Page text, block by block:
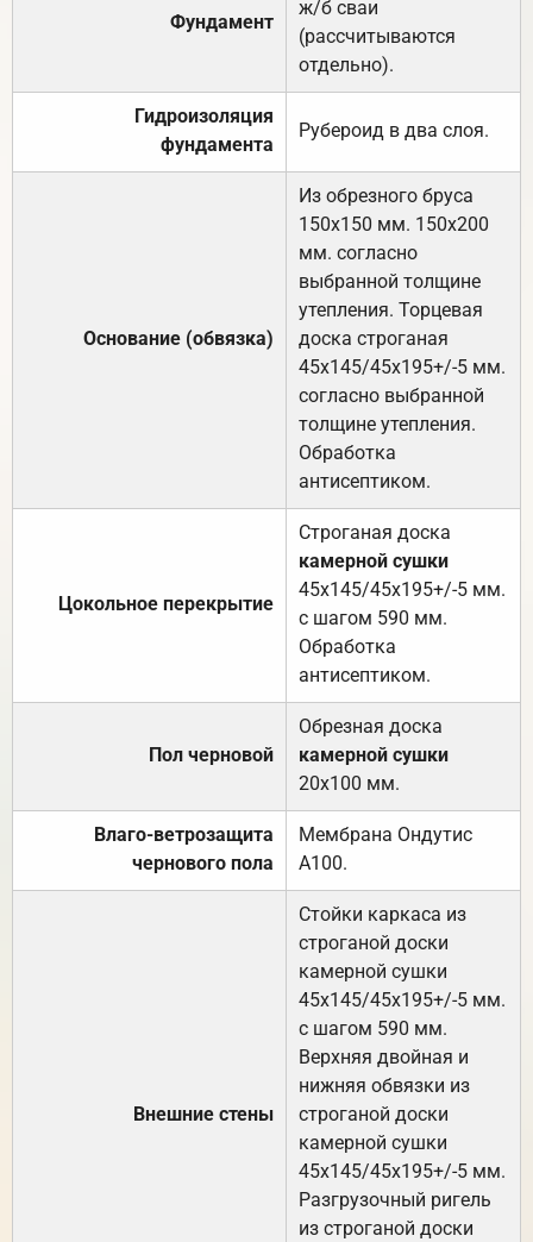
Фундамент
ж/б сваи
(рассчитываются
отдельно).
Гидроизоляция
фундамента
Рубероид в два слоя.
Основание (обвязка)
Из обрезного бруса
150х150 мм. 150х200
мм. согласно
выбранной толщине
утепления. Торцевая
доска строганая
45х145/45х195+/-5 мм.
согласно выбранной
толщине утепления.
Обработка
антисептиком.
Цокольное перекрытие
Строганая доска
камерной сушки
45х145/45х195+/-5 мм.
с шагом 590 мм.
Обработка
антисептиком.
Пол черновой
Обрезная доска
камерной сушки
20х100 мм.
Влаго-ветрозащита
чернового пола
Мембрана Ондутис
А100.
Внешние стены
Стойки каркаса из
строганой доски
камерной сушки
45х145/45х195+/-5 мм.
с шагом 590 мм.
Верхняя двойная и
нижняя обвязки из
строганой доски
камерной сушки
45х145/45х195+/-5 мм.
Разгрузочный ригель
из строганой доски